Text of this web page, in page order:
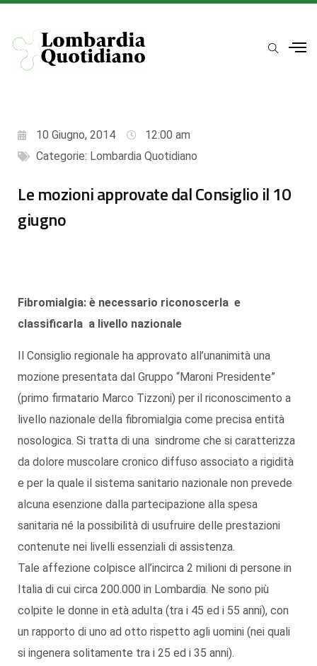
10 Giugno, 2014
12:00 am
Categorie: Lombardia Quotidiano
Le mozioni approvate dal Consiglio il 10
giugno
Fibromialgia: è necessario riconoscerla e
classificarla a livello nazionale
Il Consiglio regionale ha approvato all’unanimità una
mozione presentata dal Gruppo “Maroni Presidente”
(primo firmatario Marco Tizzoni) per il riconoscimento a
livello nazionale della fibromialgia come precisa entità
nosologica. Si tratta di una sindrome che si caratterizza
da dolore muscolare cronico diffuso associato a rigidità
e per la quale il sistema sanitario nazionale non prevede
alcuna esenzione dalla partecipazione alla spesa
sanitaria né la possibilità di usufruire delle prestazioni
contenute nei livelli essenziali di assistenza.
Tale affezione colpisce all’incirca 2 milioni di persone in
Italia di cui circa 200.000 in Lombardia. Ne sono più
colpite le donne in età adulta (tra i 45 ed i 55 anni), con
un rapporto di uno ad otto rispetto agli uomini (nei quali
si ingenera solitamente tra i 25 ed i 35 anni).